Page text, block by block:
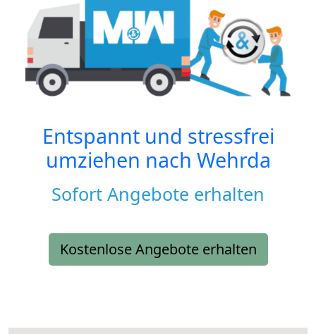
Entspannt und stressfrei
umziehen nach Wehrda
Sofort Angebote erhalten
Kostenlose Angebote erhalten